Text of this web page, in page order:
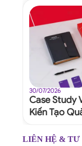
30/07/2026
Case Study
Kiến Tạo
LIÊN HỆ & TƯ